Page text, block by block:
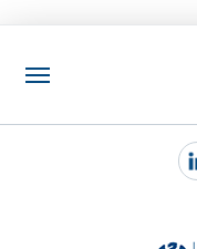
NOTIZIE
PEC MANTOVA MAIL